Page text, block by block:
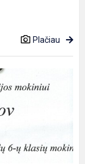
Plačiau